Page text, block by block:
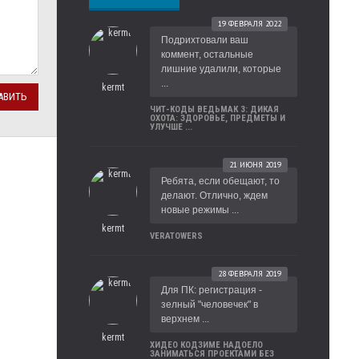
kermt
19 ФЕВРАЛЯ 2022
Подрихтовали ваш
коммент, остальные
лишние удалили, которые
...
ЧИТ-КОДЫ ВЕДЬМАК 3: ДИКАЯ
ОХОТА: ЗДОРОВЬЕ, ПРЕДМЕТЫ И
УЛУЧШЕ ...
kermt
21 ИЮНЯ 2019
Ребята, если обещают, то
делают. Отлично, ждем
новые режимы ...
VERATOWERS
kermt
28 ФЕВРАЛЯ 2019
Для ПК: регистрация -
зелный "человечек" в
верхнем ...
ХИДЕО КОДЗИМЕ НАДОЕЛО
ЗАНИМАТЬСЯ ПРОЕКТАМИ БЕЗ